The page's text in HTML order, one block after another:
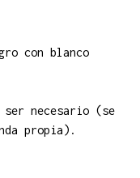
con blanco
necesario (se
propia).